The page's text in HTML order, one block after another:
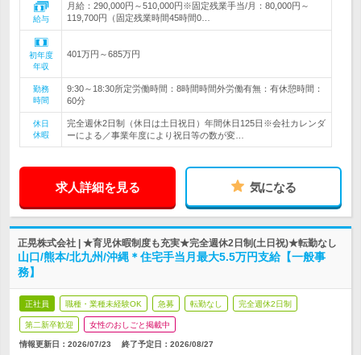
給与
月給：290,000円～510,000円※固定残業手当/月：80,000円～
119,700円（固定残業時間45時間0…
初年度
年収
401万円～685万円
勤務
時間
9:30～18:30所定労働時間：8時間時間外労働有無：有休憩時間：
60分
休日
休暇
完全週休2日制（休日は土日祝日）年間休日125日※会社カレンダ
ーによる／事業年度により祝日等の数が変…
求人詳細を見る 気になる
正晃株式会社 | ★育児休暇制度も充実★完全週休2日制(土日祝)★転勤なし
山口/熊本/北九州/沖縄＊住宅手当月最大5.5万円支給【一般事
務】
正社員 職種・業種未経験OK 急募 転勤なし 完全週休2日制
第二新卒歓迎 女性のおしごと掲載中
情報更新日：2026/07/23 終了予定日： 2026/08/27